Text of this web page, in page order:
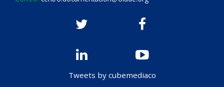
Tweets by cubemediaco